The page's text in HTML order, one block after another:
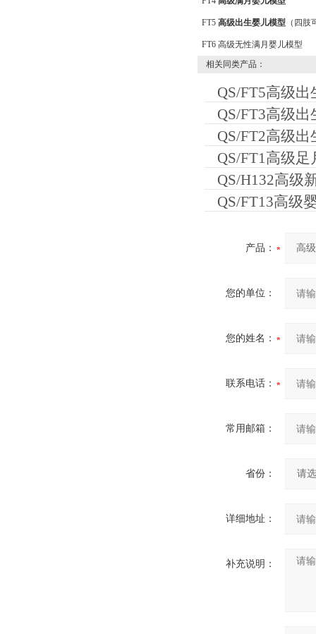
FT5 高级出生婴儿模型 （四肢
FT6 高级无性满月婴儿模型
相关同类产品：
QS/FT5高级
QS/FT3高级
QS/FT2高级
QS/FT1高级
QS/H132高级
QS/FT13高级
产品：
您的单位：
您的姓名：
联系电话：
常用邮箱：
省份：
详细地址：
补充说明：